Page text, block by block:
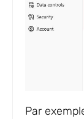
Par